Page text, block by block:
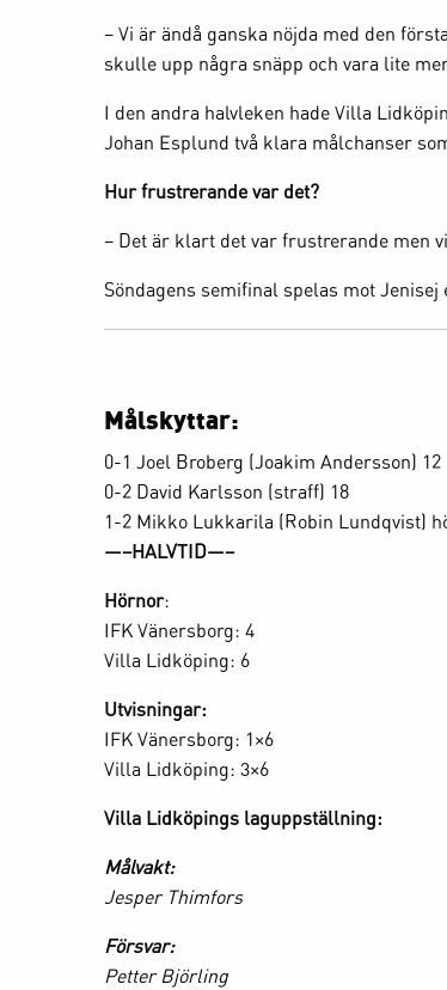
– Vi är ändå ganska nöjda med den
skulle upp några snäpp och vara lite
I den andra halvleken hade Villa
Johan Esplund två klara målchanser
Hur frustrerande var det?
– Det är klart det var frustrerande men
Söndagens semifinal spelas mot
Målskyttar:
0-1 Joel Broberg (Joakim Andersson) 12
0-2 David Karlsson (straff) 18
1-2 Mikko Lukkarila (Robin Lundqvist)
—–HALVTID—–
Hörnor:
IFK Vänersborg: 4
Villa Lidköping: 6
Utvisningar:
IFK Vänersborg: 1×6
Villa Lidköping: 3×6
Villa Lidköpings laguppställning:
Målvakt:
Jesper Thimfors
Försvar:
Petter Björling